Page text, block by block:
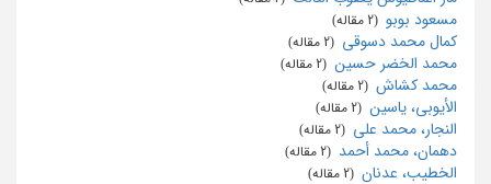
مسعود بوبو
کمال محمد دسوقی
محمد الخضر حسین
محمد کشاش
الأیوبی، یاسین
النجار، محمد علی
دهمان، محمد أحمد
الخطیب، عدنان